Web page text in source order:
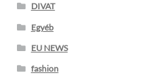
DIVAT
Egyéb
EU NEWS
fashion